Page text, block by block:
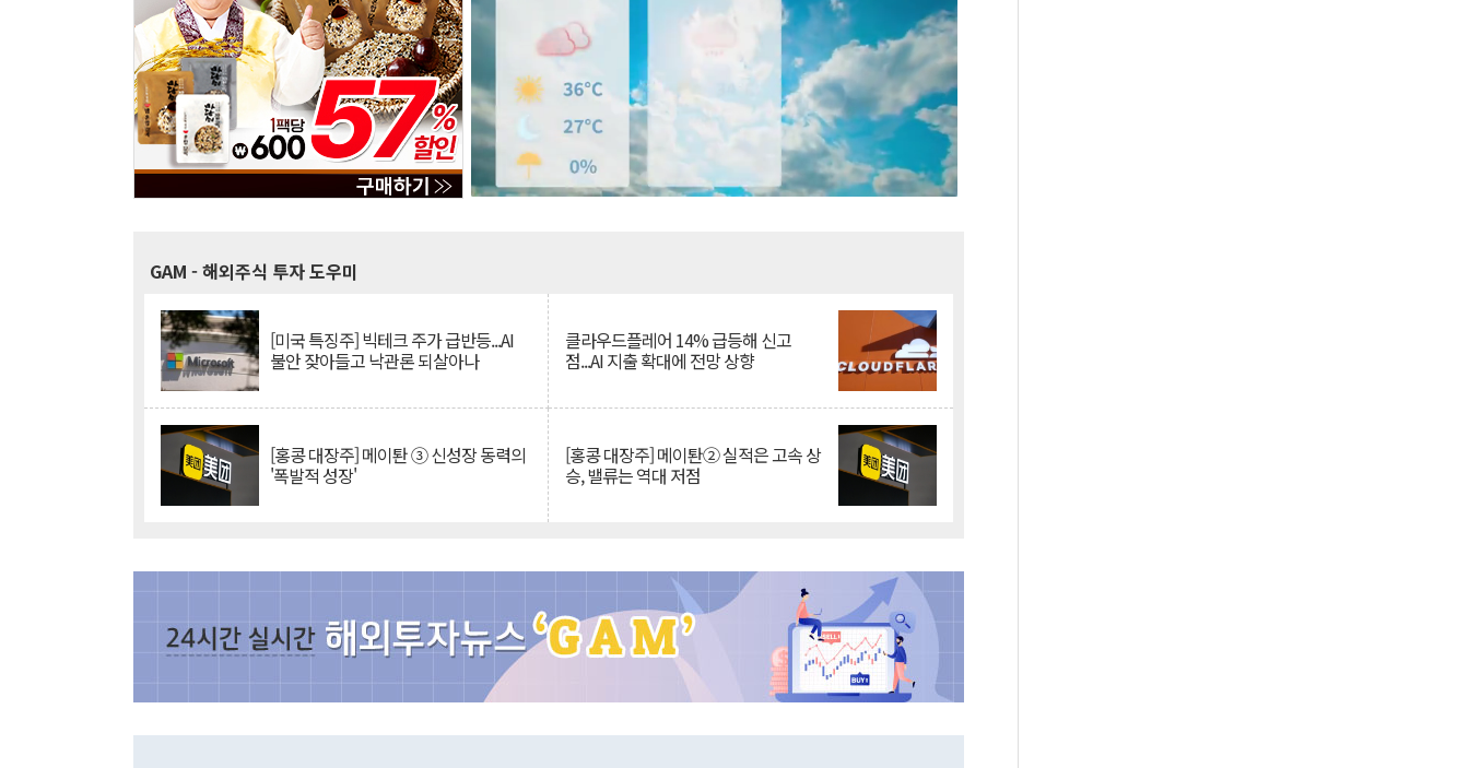
GAM - 해외주식 투자 도우미
[미국 특징주] 빅테크 주가 급반등...AI
불안 잦아들고 낙관론 되살아나
클라우드플레어 14% 급등해 신고
점...AI 지출 확대에 전망 상향
[홍콩 대장주] 메이퇀 ③ 신성장 동력의
'폭발적 성장'
[홍콩 대장주] 메이퇀② 실적은 고속 상
승, 밸류는 역대 저점